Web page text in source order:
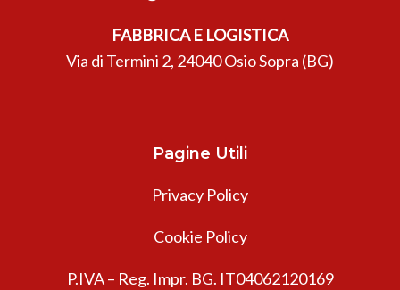
FABBRICA E LOGISTICA
Via di Termini 2, 24040 Osio Sopra (BG)
Pagine Utili
Privacy Policy
Cookie Policy
P.IVA – Reg. Impr. BG. IT04062120169